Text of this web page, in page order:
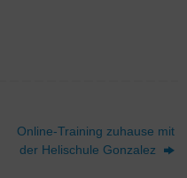
Online-Training zuhause mit
der Helischule Gonzalez